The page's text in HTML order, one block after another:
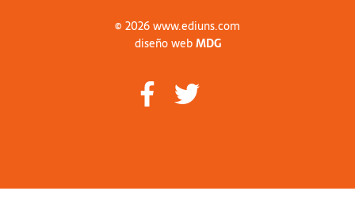
© 2026 www.ediuns.com
diseño webMDG